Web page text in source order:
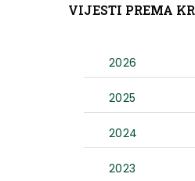
VIJESTI PREMA
2026
2025
2024
2023